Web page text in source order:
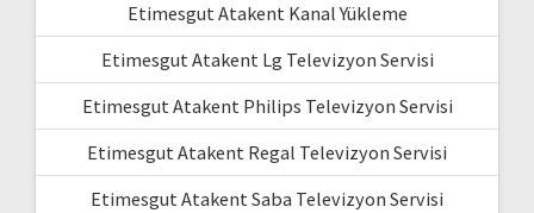
Etimesgut Atakent Kanal Yükleme
Etimesgut Atakent Lg Televizyon Servisi
Etimesgut Atakent Philips Televizyon Servisi
Etimesgut Atakent Regal Televizyon Servisi
Etimesgut Atakent Saba Televizyon Servisi